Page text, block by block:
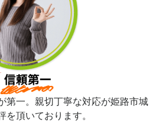
第一。親切丁寧な対応が姫路市城
頂いております。